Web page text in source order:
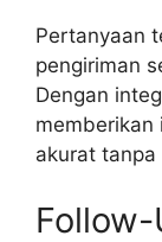
Pertanyaan
pengiriman
Dengan
memberikan
akurat tanpa